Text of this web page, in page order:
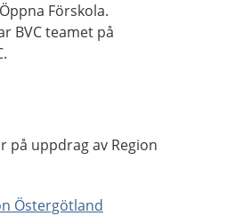
Förskola.
BVC teamet på
på uppdrag av Region
Östergötland